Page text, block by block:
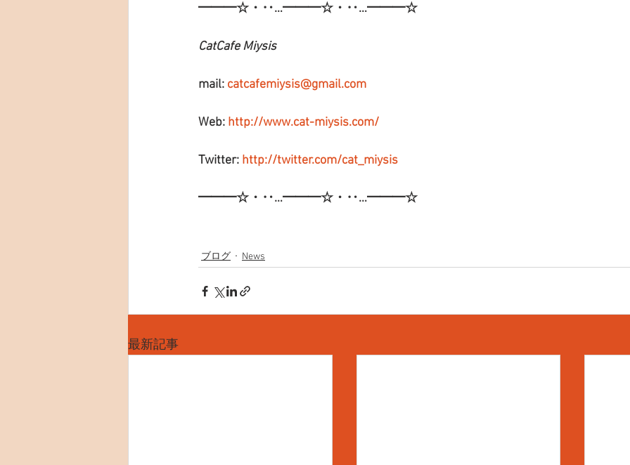
━━━☆・‥…━━━☆・‥…━━━☆
CatCafe Miysis
mail: catcafemiysis@gmail.com
Web: http://www.cat-miysis.com/
Twitter: http://twitter.com/cat_miysis
━━━☆・‥…━━━☆・‥…━━━☆
ブログ News
最新記事